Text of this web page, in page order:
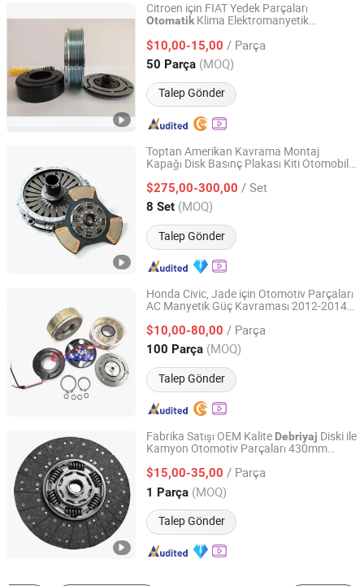
Citroen için FIAT Yedek Parçaları
OtomatikKlima Elektromanyetik
$10,00-15,00 / Parça
50 Parça (MOQ)
Talep Gönder
Hangzhou Halomount Automotive Components Co.,Ltd.
Zhejiang, China Fiyat 2019
Toptan Amerikan Kavrama Montaj
Kapağı Disk Basınç Plakası Kiti Otomobil
$275,00-300,00 / Set
8 Set (MOQ)
Talep Gönder
Yancheng Terbon Auto Parts Co., Ltd
Jiangsu, China Fiyat 2025
Honda Civic, Jade için Otomotiv Parçaları
AC Manyetik Güç Kavraması 2012-2014
$10,00-80,00 / Parça
100 Parça (MOQ)
Talep Gönder
GUANGZHOU SONGXUE AIR-CON LIMITED
Guangdong, China Fiyat 2017
Fabrika Satışı OEM Kalite Debriyaj Diski ile
Kamyon Otomotiv Parçaları 430mm
$15,00-35,00 / Parça
1 Parça (MOQ)
Talep Gönder
Hejian Dali Automotive Parts Co., Ltd
Hebei, China Fiyat 2024